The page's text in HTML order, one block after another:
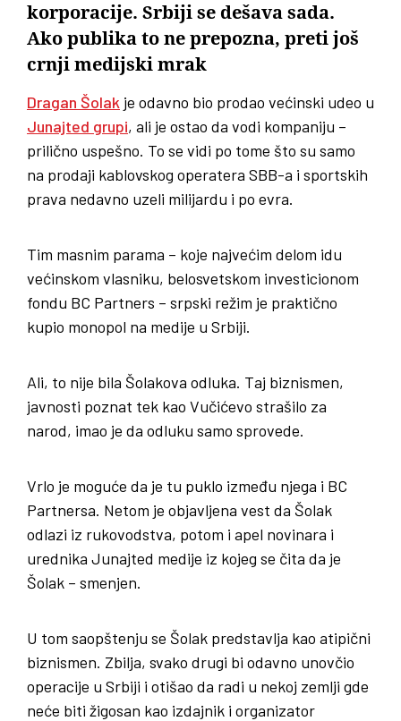
korporacije. Srbiji se dešava sada.
Ako publika to ne prepozna, preti još
crnji medijski mrak
Dragan Šolak je odavno bio prodao većinski udeo u
Junajted grupi, ali je ostao da vodi kompaniju –
prilično uspešno. To se vidi po tome što su samo
na prodaji kablovskog operatera SBB-a i sportskih
prava nedavno uzeli milijardu i po evra.
Tim masnim parama – koje najvećim delom idu
većinskom vlasniku, belosvetskom investicionom
fondu BC Partners – srpski režim je praktično
kupio monopol na medije u Srbiji.
Ali, to nije bila Šolakova odluka. Taj biznismen,
javnosti poznat tek kao Vučićevo strašilo za
narod, imao je da odluku samo sprovede.
Vrlo je moguće da je tu puklo između njega i BC
Partnersa. Netom je objavljena vest da Šolak
odlazi iz rukovodstva, potom i apel novinara i
urednika Junajted medije iz kojeg se čita da je
Šolak – smenjen.
U tom saopštenju se Šolak predstavlja kao atipični
biznismen. Zbilja, svako drugi bi odavno unovčio
operacije u Srbiji i otišao da radi u nekoj zemlji gde
neće biti žigosan kao izdajnik i organizator